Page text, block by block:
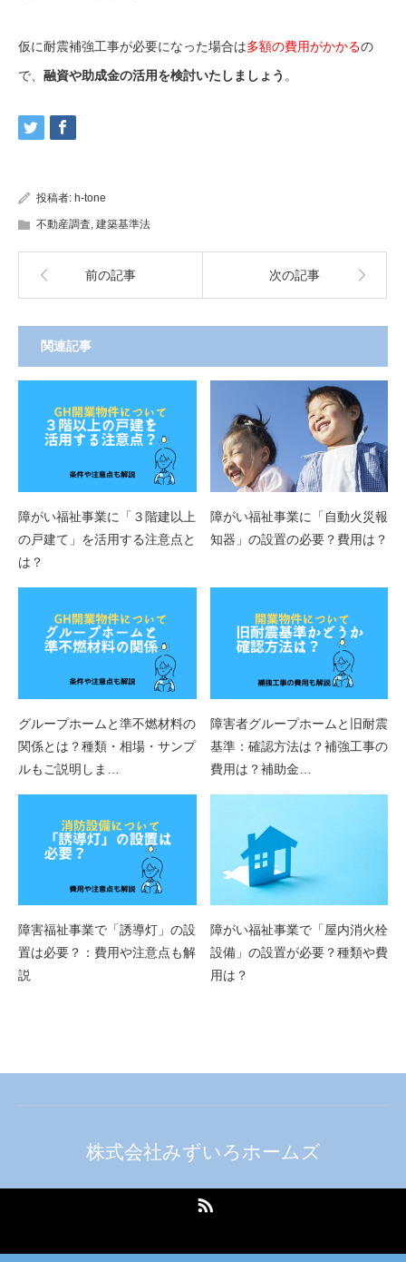
仮に耐震補強工事が必要になった場合は多額の費用がかかるの
で、 融資や助成金の活用を検討いたしましょう 。
投稿者: h-tone
不動産調査, 建築基準法
前の記事 次の記事
関連記事
障がい福祉事業に「３階建以上
の戸建て」を活用する注意点と
は？
障がい福祉事業に「自動火災報
知器」の設置の必要？費用は？
グループホームと準不燃材料の
関係とは？種類・相場・サンプ
ルもご説明しま…
障害者グループホームと旧耐震
基準：確認方法は？補強工事の
費用は？補助金…
障害福祉事業で「誘導灯」の設
置は必要？：費用や注意点も解
説
障がい福祉事業で「屋内消火栓
設備」の設置が必要？種類や費
用は？
株式会社みずいろホームズ